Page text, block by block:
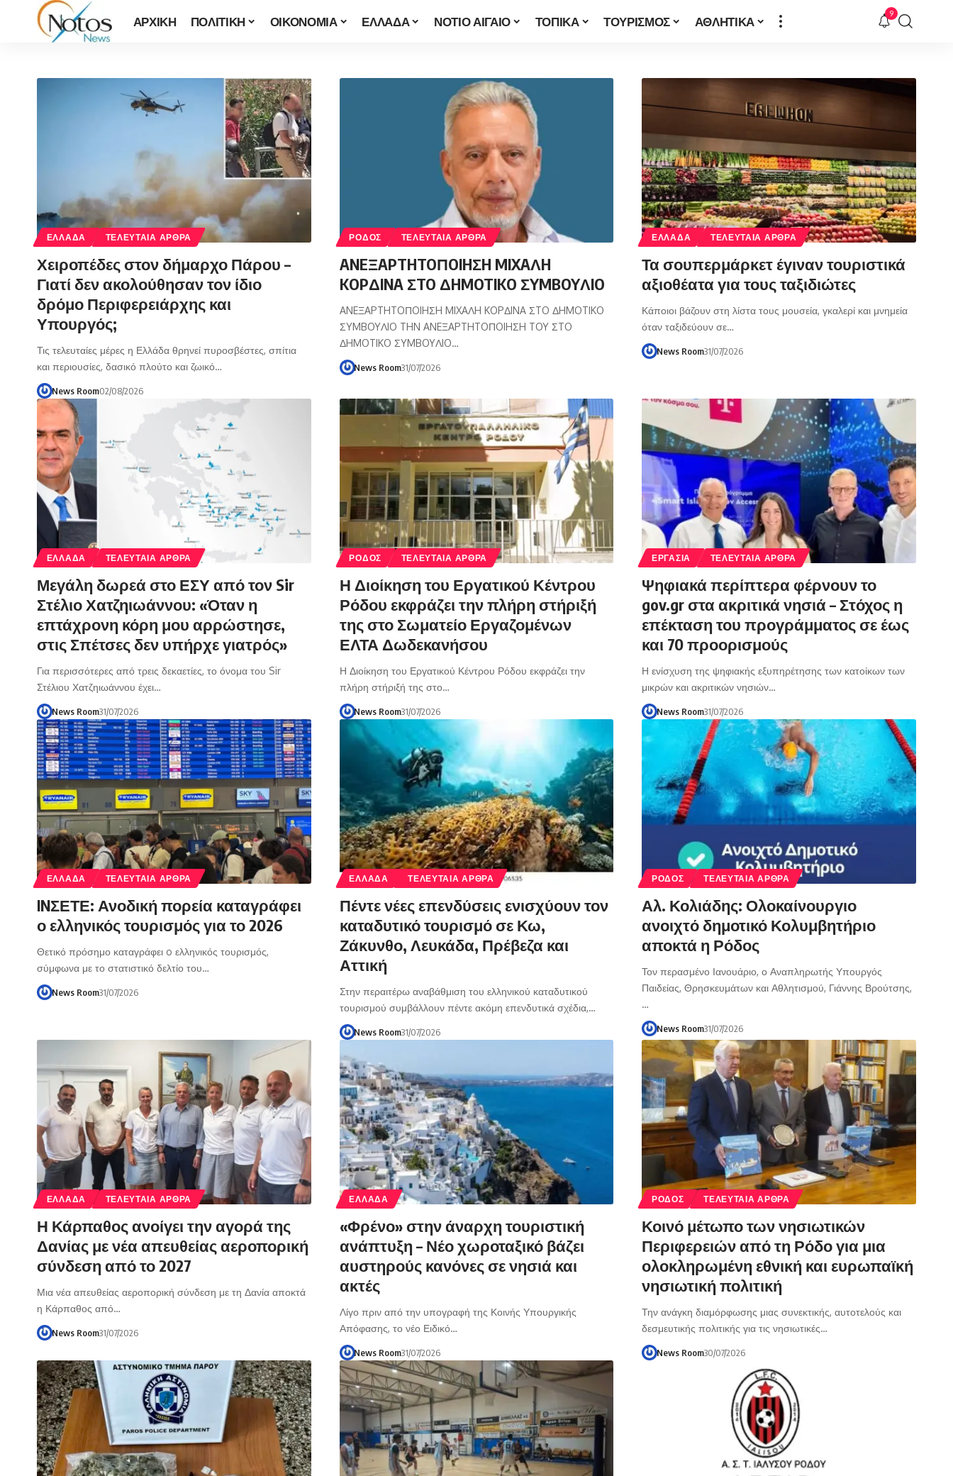
ΑΡΧΙΚΗ ΠΟΛΙΤΙΚΗ ΟΙΚΟΝΟΜΙΑ ΕΛΛΑΔΑ ΝΟΤΙΟ ΑΙΓΑΙΟ ΤΟΠΙΚΑ ΤΟΥΡΙΣΜΟΣ ΑΘΛΗΤΙΚΑ 9
ΕΛΛΑΔΑ ΤΕΛΕΥΤΑΙΑ ΑΡΘΡΑ
Χειροπέδες στον δήμαρχο Πάρου –
Γιατί δεν ακολούθησαν τον ίδιο
δρόμο Περιφερειάρχης και
Υπουργός;
Τις τελευταίες μέρες η Ελλάδα θρηνεί πυροσβέστες, σπίτια
και περιουσίες, δασικό πλούτο και ζωικό…
News Room02/08/2026
ΡΟΔΟΣ ΤΕΛΕΥΤΑΙΑ ΑΡΘΡΑ
ANEΞAPTHTOΠOIHΣH MIXAΛH
KOPΔINA ΣTO ΔHMOTIKO ΣYMBOYΛIO
ANEΞAPTHTOΠOIHΣH MIXAΛH KOPΔINA ΣTO ΔHMOTIKO
ΣYMBOYΛIO THN ANEΞAPTHTOΠOIHΣH TOY ΣTO
ΔHMOTIKO ΣYMBOYΛIO…
News Room31/07/2026
ΕΛΛΑΔΑ ΤΕΛΕΥΤΑΙΑ ΑΡΘΡΑ
Τα σουπερμάρκετ έγιναν τουριστικά
αξιοθέατα για τους ταξιδιώτες
Κάποιοι βάζουν στη λίστα τους μουσεία, γκαλερί και μνημεία
όταν ταξιδεύουν σε…
News Room31/07/2026
ΕΛΛΑΔΑ ΤΕΛΕΥΤΑΙΑ ΑΡΘΡΑ
Μεγάλη δωρεά στο ΕΣΥ από τον Sir
Στέλιο Χατζηιωάννου: «Όταν η
επτάχρονη κόρη μου αρρώστησε,
στις Σπέτσες δεν υπήρχε γιατρός»
Για περισσότερες από τρεις δεκαετίες, το όνομα του Sir
Στέλιου Χατζηιωάννου έχει…
News Room31/07/2026
ΡΟΔΟΣ ΤΕΛΕΥΤΑΙΑ ΑΡΘΡΑ
Η Διοίκηση του Εργατικού Κέντρου
Ρόδου εκφράζει την πλήρη στήριξή
της στο Σωματείο Εργαζομένων
ΕΛΤΑ Δωδεκανήσου
Η Διοίκηση του Εργατικού Κέντρου Ρόδου εκφράζει την
πλήρη στήριξή της στο…
News Room31/07/2026
ΕΡΓΑΣΙΑ ΤΕΛΕΥΤΑΙΑ ΑΡΘΡΑ
Ψηφιακά περίπτερα φέρνουν το
gov.gr στα ακριτικά νησιά – Στόχος η
επέκταση του προγράμματος σε έως
και 70 προορισμούς
Η ενίσχυση της ψηφιακής εξυπηρέτησης των κατοίκων των
μικρών και ακριτικών νησιών…
News Room31/07/2026
ΕΛΛΑΔΑ ΤΕΛΕΥΤΑΙΑ ΑΡΘΡΑ
INΣΕΤΕ: Ανοδική πορεία καταγράφει
ο ελληνικός τουρισμός για το 2026
Θετικό πρόσημο καταγράφει o ελληνικός τουρισμός,
σύμφωνα με το στατιστικό δελτίο του…
News Room31/07/2026
ΕΛΛΑΔΑ ΤΕΛΕΥΤΑΙΑ ΑΡΘΡΑ
Πέντε νέες επενδύσεις ενισχύουν τον
καταδυτικό τουρισμό σε Κω,
Ζάκυνθο, Λευκάδα, Πρέβεζα και
Αττική
Στην περαιτέρω αναβάθμιση του ελληνικού καταδυτικού
τουρισμού συμβάλλουν πέντε ακόμη επενδυτικά σχέδια,…
News Room31/07/2026
ΡΟΔΟΣ ΤΕΛΕΥΤΑΙΑ ΑΡΘΡΑ
Αλ. Κολιάδης: Ολοκαίνουργιο
ανοιχτό δημοτικό Κολυμβητήριο
αποκτά η Ρόδος
Τον περασμένο Ιανουάριο, ο Αναπληρωτής Υπουργός
Παιδείας, Θρησκευμάτων και Αθλητισμού, Γιάννης Βρούτσης,
…
News Room31/07/2026
ΕΛΛΑΔΑ ΤΕΛΕΥΤΑΙΑ ΑΡΘΡΑ
Η Κάρπαθος ανοίγει την αγορά της
Δανίας με νέα απευθείας αεροπορική
σύνδεση από το 2027
Μια νέα απευθείας αεροπορική σύνδεση με τη Δανία αποκτά
η Κάρπαθος από…
News Room31/07/2026
ΕΛΛΑΔΑ
«Φρένο» στην άναρχη τουριστική
ανάπτυξη – Νέο χωροταξικό βάζει
αυστηρούς κανόνες σε νησιά και
ακτές
Λίγο πριν από την υπογραφή της Κοινής Υπουργικής
Απόφασης, το νέο Ειδικό…
News Room31/07/2026
ΡΟΔΟΣ ΤΕΛΕΥΤΑΙΑ ΑΡΘΡΑ
Κοινό μέτωπο των νησιωτικών
Περιφερειών από τη Ρόδο για μια
ολοκληρωμένη εθνική και ευρωπαϊκή
νησιωτική πολιτική
Την ανάγκη διαμόρφωσης μιας συνεκτικής, αυτοτελούς και
δεσμευτικής πολιτικής για τις νησιωτικές…
News Room30/07/2026